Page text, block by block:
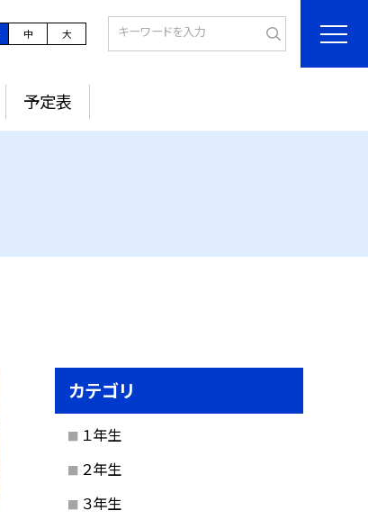
中 大
予定表
カテゴリ
１年生
２年生
３年生